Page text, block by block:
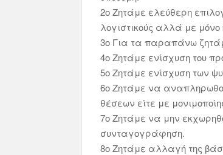
2ο Ζητάμε ελεύθερη
λογιστικούς αλλά με
3ο Για τα παραπάνω
4ο Ζητάμε ενίσχυση του
5ο Ζητάμε ενίσχυση των
6ο Ζητάμε να
θέσεων είτε με
7ο Ζητάμε να μην
συνταγογράφηση.
8ο Ζητάμε αλλαγή της